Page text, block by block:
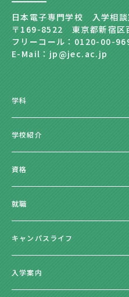
日本電子専門学校 入学相談
〒169-8522 東京都新宿区
フリーコール：0120-00-
E-Mail：jp@jec.ac.jp
学科
学校紹介
資格
就職
キャンパスライフ
入学案内